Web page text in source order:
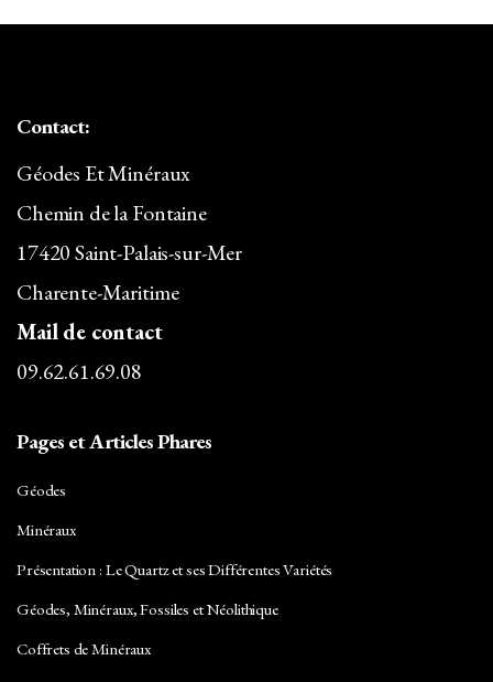
Contact:
Géodes Et Minéraux
Chemin de la Fontaine
17420 Saint-Palais-sur-Mer
Charente-Maritime
Mail de contact
09.62.61.69.08
Pages et Articles Phares
Géodes
Minéraux
Présentation : Le Quartz et ses Différentes Variétés
Géodes, Minéraux, Fossiles et Néolithique
Coffrets de Minéraux